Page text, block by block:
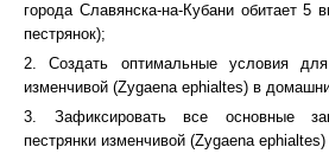
города Славянска-на-Кубани обитает 5
пестрянок);
2. Создать оптимальные условия для
изменчивой (Zygaena ephialtes) в
3. Зафиксировать все основные
пестрянки изменчивой (Zygaena